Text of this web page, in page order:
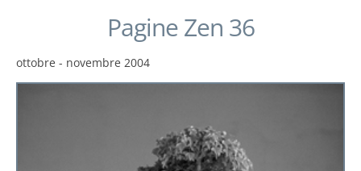
Pagine Zen 36
ottobre - novembre 2004